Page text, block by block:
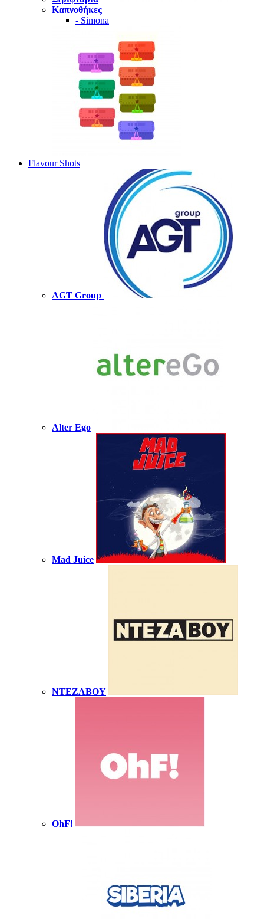
Καπνοθήκες
- Simona
Flavour Shots
AGT Group
Alter Ego
Mad Juice
NTEZABOY
OhF!